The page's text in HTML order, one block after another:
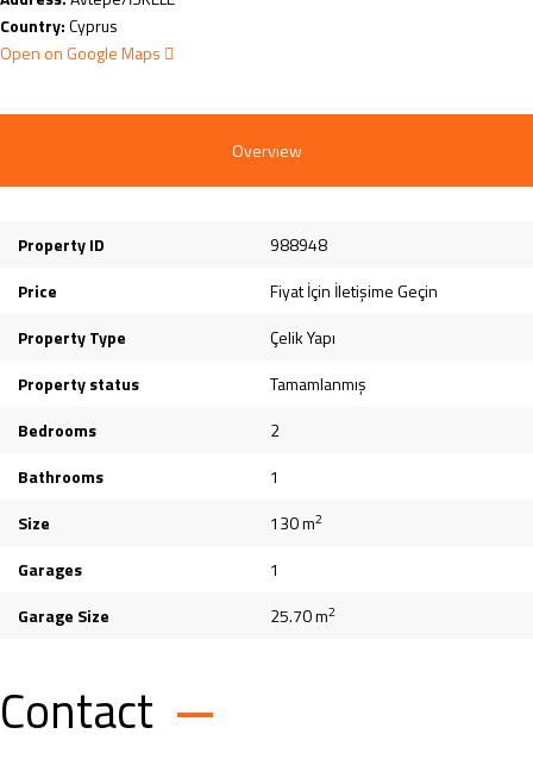
Country:Cyprus
Open on Google Maps
Overview
Property ID
988948
Price
Fiyat İçin İletişime Geçin
Property Type
Çelik Yapı
Property status
Tamamlanmış
Bedrooms
2
Bathrooms
1
Size
130 m2
Garages
1
Garage Size
25.70 m2
Contact